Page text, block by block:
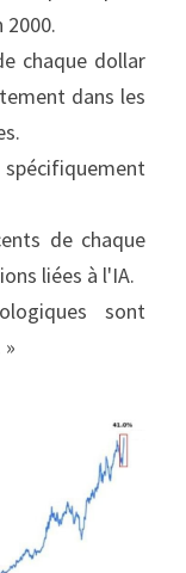
chaque dollar
dans les
de chaque
liées à l'IA.
sont